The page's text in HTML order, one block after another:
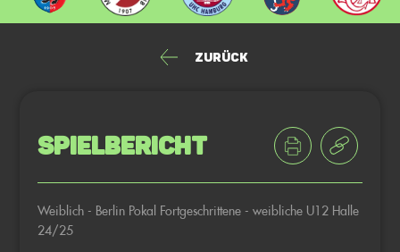
Zurück
Spielbericht
Weiblich - Berlin Pokal Fortgeschrittene - weibliche U12 Halle
24/25